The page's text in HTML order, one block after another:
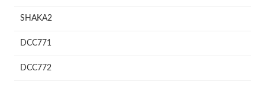
SHAKA2
DCC771
DCC772